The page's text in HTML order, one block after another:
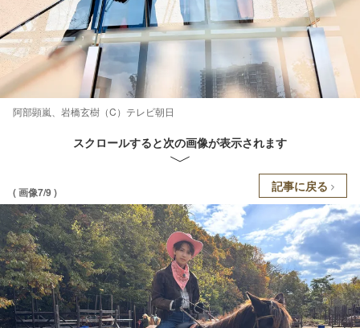
阿部顕嵐、岩橋玄樹（C）テレビ朝日
スクロールすると次の画像が表示されます
( 画像7/9 ) 記事に戻る